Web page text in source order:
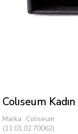
Colıseum
Marka : Coliseum
(11.01.02.70062)